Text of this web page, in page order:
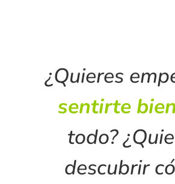
¿Quieres
sentirte
todo?
descubrir